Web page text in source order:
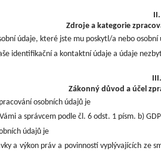
II.
Zdroje a kategorie
údaje, které jste mu poskytl/a nebo
identifikační a kontaktní údaje a údaje
III.
Zákonný důvod a účel
osobních údajů je
a správcem podle čl. 6 odst. 1 písm. b)
údajů je
a výkon práv a povinností vyplývajících ze